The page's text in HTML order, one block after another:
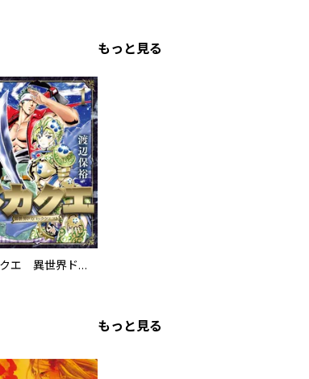
もっと見る
ドカクエ 異世界ドカコッククエスト
もっと見る